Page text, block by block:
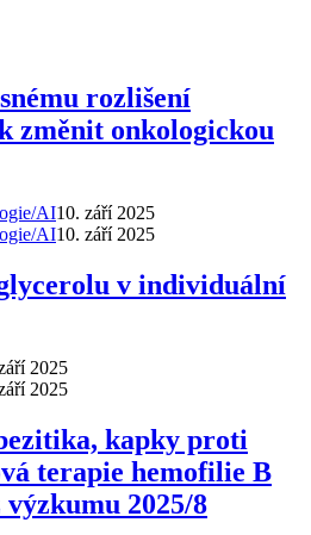
rozlišení
změnit onkologickou
AI10. září 2025
AI10. září 2025
v individuální
2025
2025
kapky proti
terapie hemofilie B
2025/8